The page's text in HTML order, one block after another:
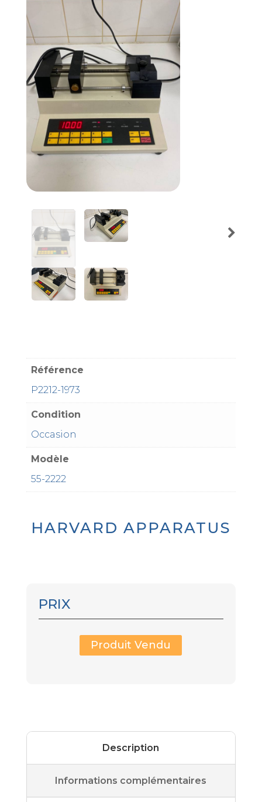
Référence
P2212-1973
Condition
Occasion
Modèle
55-2222
HARVARD APPARATUS
PRIX
Produit Vendu
Description
Informations complémentaires